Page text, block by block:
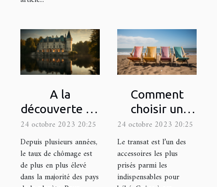
A la
découverte du
site
loiretcher.com
24 octobre 2023 20:25
Depuis plusieurs années,
le taux de chômage est
de plus en plus élevé
dans la majorité des pays
Comment
choisir un
transat ?
24 octobre 2023 20:25
Le transat est l’un des
accessoires les plus
prisés parmi les
indispensables pour